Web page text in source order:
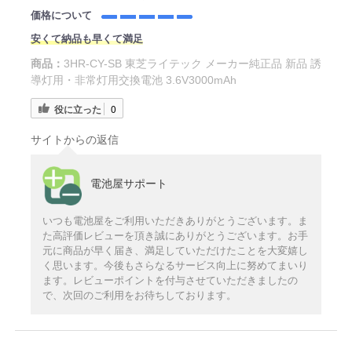
価格について
安くて納品も早くて満足
商品： 3HR-CY-SB 東芝ライテック メーカー純正品 新品 誘
導灯用・非常灯用交換電池 3.6V3000mAh
役に立った 0
サイトからの返信
電池屋サポート
いつも電池屋をご利用いただきありがとうございます。ま
た高評価レビューを頂き誠にありがとうございます。お手
元に商品が早く届き、満足していただけたことを大変嬉し
く思います。今後もさらなるサービス向上に努めてまいり
ます。レビューポイントを付与させていただきましたの
で、次回のご利用をお待ちしております。